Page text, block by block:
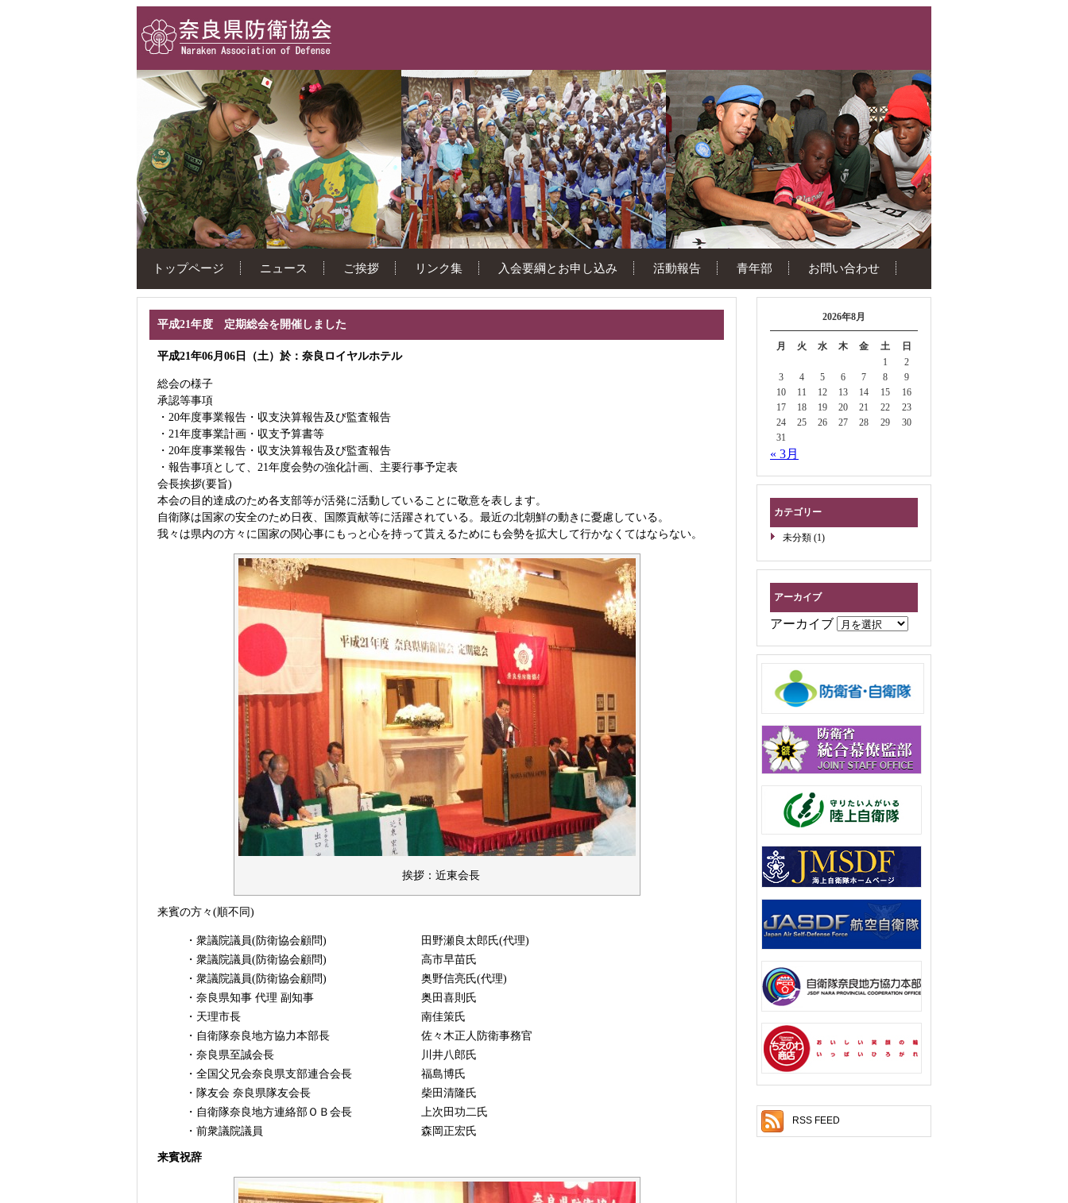
トップページ ニュース ご挨拶 リンク集 入会要綱とお申し込み 活動報告 青年部 お問い合わせ
平成21年度 定期総会を開催しました
平成21年06月06日（土）於：奈良ロイヤルホテル
総会の様子
承認等事項
・20年度事業報告・収支決算報告及び監査報告
・21年度事業計画・収支予算書等
・20年度事業報告・収支決算報告及び監査報告
・報告事項として、21年度会勢の強化計画、主要行事予定表
会長挨拶(要旨)
本会の目的達成のため各支部等が活発に活動していることに敬意を表します。
自衛隊は国家の安全のため日夜、国際貢献等に活躍されている。最近の北朝鮮の動きに憂慮している。
我々は県内の方々に国家の関心事にもっと心を持って貰えるためにも会勢を拡大して行かなくてはならない。
挨拶：近東会長
来賓の方々(順不同)
・衆議院議員(防衛協会顧問)
田野瀬良太郎氏(代理)
・衆議院議員(防衛協会顧問)
高市早苗氏
・衆議院議員(防衛協会顧問)
奥野信亮氏(代理)
・奈良県知事 代理 副知事
奥田喜則氏
・天理市長
南佳策氏
・自衛隊奈良地方協力本部長
佐々木正人防衛事務官
・奈良県至誠会長
川井八郎氏
・全国父兄会奈良県支部連合会長
福島博氏
・隊友会 奈良県隊友会長
柴田清隆氏
・自衛隊奈良地方連絡部ＯＢ会長
上次田功二氏
・前衆議院議員
森岡正宏氏
来賓祝辞
2026年8月
月 火 水 木 金 土
日
1
2
3
4 5 6 7 8
9
10
11 12 13 14 15
16
17
18 19 20 21 22
23
24
25 26 27 28 29
30
31
« 3月
カテゴリー
未分類 (1)
アーカイブ
アーカイブ
RSS FEED